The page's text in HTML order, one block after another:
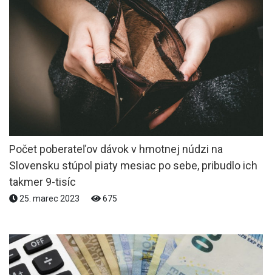
Počet poberateľov dávok v hmotnej núdzi na
Slovensku stúpol piaty mesiac po sebe, pribudlo ich
takmer 9-tisíc
25. marec 2023 675